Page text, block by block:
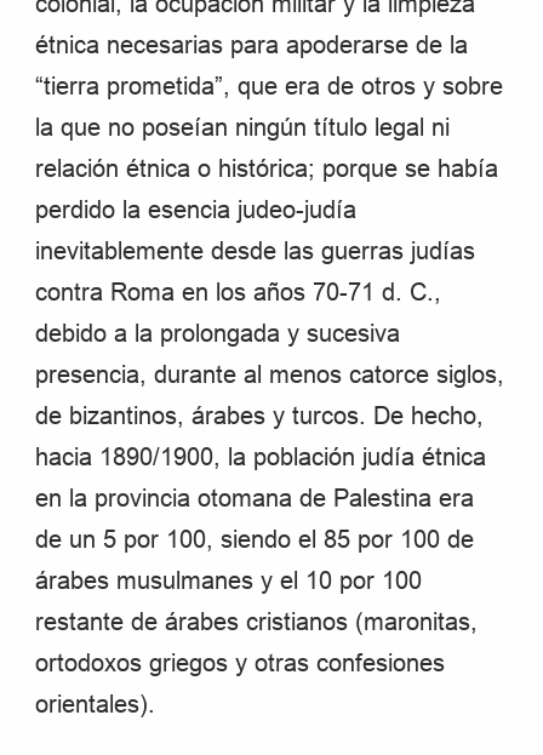
étnica necesarias para apoderarse de la
“tierra prometida”, que era de otros y sobre
la que no poseían ningún título legal ni
relación étnica o histórica; porque se había
perdido la esencia judeo-judía
inevitablemente desde las guerras judías
contra Roma en los años 70-71 d. C.,
debido a la prolongada y sucesiva
presencia, durante al menos catorce siglos,
de bizantinos, árabes y turcos. De hecho,
hacia 1890/1900, la población judía étnica
en la provincia otomana de Palestina era
de un 5 por 100, siendo el 85 por 100 de
árabes musulmanes y el 10 por 100
restante de árabes cristianos (maronitas,
ortodoxos griegos y otras confesiones
orientales).